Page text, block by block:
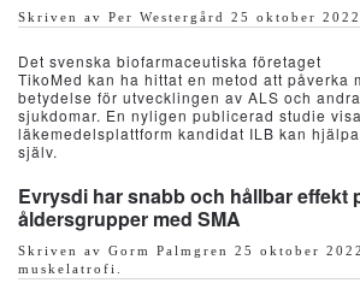
Skriven av Per Westergård 25 oktober 2022
Det svenska biofarmaceutiska företaget
TikoMed kan ha hittat en metod att påverka
betydelse för utvecklingen av ALS och
sjukdomar. En nyligen publicerad studie
läkemedelsplattform kandidat ILB kan
själv.
Evrysdi har snabb och hållbar effekt
åldersgrupper med SMA
Skriven av Gorm Palmgren 25 oktober 2022
muskelatrofi